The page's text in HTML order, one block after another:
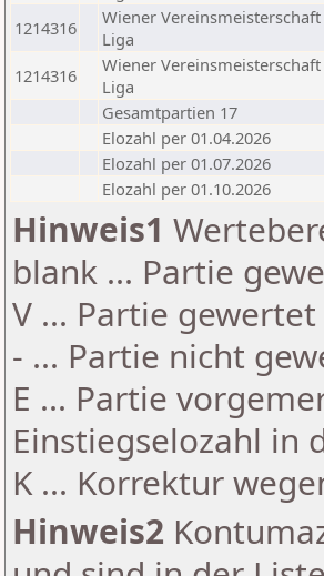
1214316
Wiener Vereinsmeisterschaft
Liga
1214316
Wiener Vereinsmeisterschaft
Liga
Gesamtpartien 17
Elozahl per 01.04.2026
Elozahl per 01.07.2026
Elozahl per 01.10.2026
Hinweis1
blank ... Partie
V ... Partie
- ... Partie nicht
E ... Partie
Einstiegselozahl in
K ... Korrektur
Hinweis2